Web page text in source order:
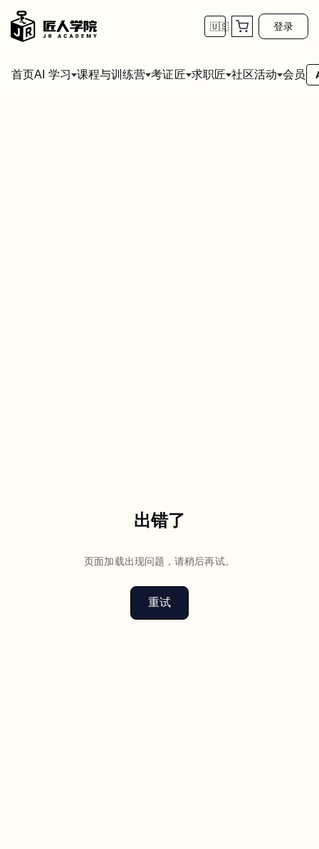
🇺🇸 登录
首页AI 学习 课程与训练营 考证匠 求职匠 社区活动 会员
出错了
页面加载出现问题，请稍后再试。
重试